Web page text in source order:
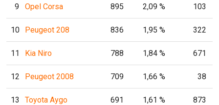
9 Opel Corsa 895 2,09 % 103
10 Peugeot 208 836 1,95 % 322
11 Kia Niro 788 1,84 % 671
12 Peugeot 2008 709 1,66 % 38
13 Toyota Aygo 691 1,61 % 873